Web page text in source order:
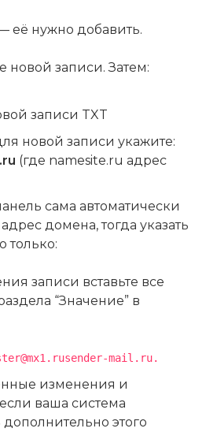
её нужно добавить.
новой записи. Затем:
записи TXT
новой записи укажите:
(где namesite.ru адрес
сама автоматически
домена, тогда указать
только:
записи вставьте все
“Значение” в
mail.ru.
изменения и
ваша система
этого